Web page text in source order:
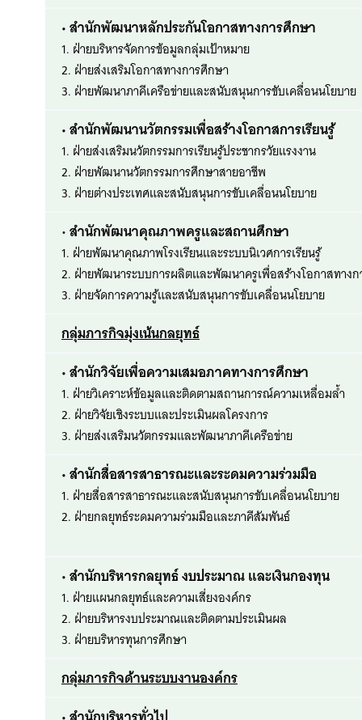
• สำนักพัฒนาหลักประกันโอกาสทางการศึกษา
1. ฝ่ายบริหารจัดการข้อมูลกลุ่มเป้าหมาย
2. ฝ่ายส่งเสริมโอกาสทางการศึกษา
3. ฝ่ายพัฒนาภาคีเครือข่ายและสนับสนุนการขับเคลื่อนนโยบาย
• สำนักพัฒนานวัตกรรมเพื่อสร้างโอกาสการเรียนรู้
1. ฝ่ายส่งเสริมนวัตกรรมการเรียนรู้ประชากรวัยแรงงาน
2. ฝ่ายพัฒนานวัตกรรมการศึกษาสายอาชีพ
3. ฝ่ายต่างประเทศและสนับสนุนการขับเคลื่อนนโยบาย
• สำนักพัฒนาคุณภาพครูและสถานศึกษา
1. ฝ่ายพัฒนาคุณภาพโรงเรียนและระบบนิเวศการเรียนรู้
2. ฝ่ายพัฒนาระบบการผลิตและพัฒนาครูเพื่อสร้างโอกาสทาง
3. ฝ่ายจัดการความรู้และสนับสนุนการขับเคลื่อนนโยบาย
กลุ่มภารกิจมุ่งเน้นกลยุทธ์
• สำนักวิจัยเพื่อความเสมอภาคทางการศึกษา
1. ฝ่ายวิเคราะห์ข้อมูลและติดตามสถานการณ์ความเหลื่อมล้ำ
2. ฝ่ายวิจัยเชิงระบบและประเมินผลโครงการ
3. ฝ่ายส่งเสริมนวัตกรรมและพัฒนาภาคีเครือข่าย
• สำนักสื่อสารสาธารณะและระดมความร่วมมือ
1. ฝ่ายสื่อสารสาธารณะและสนับสนุนการขับเคลื่อนนโยบาย
2. ฝ่ายกลยุทธ์ระดมความร่วมมือและภาคีสัมพันธ์
• สำนักบริหารกลยุทธ์ งบประมาณ และเงินกองทุน
1. ฝ่ายแผนกลยุทธ์และความเสี่ยงองค์กร
2. ฝ่ายบริหารงบประมาณและติดตามประเมินผล
3. ฝ่ายบริหารทุนการศึกษา
กลุ่มภารกิจด้านระบบงานองค์กร